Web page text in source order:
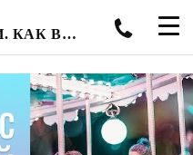
РЕЗУЛЬТАТЫ В ЖИЗНИ. КАК ВМЕСТЕ ОТДЫХАТЬ С МУЖЧИНОЙ? ОТВЕТЫ НА ВОПРОСЫ INSTAGRAM 27.08.2018Г.